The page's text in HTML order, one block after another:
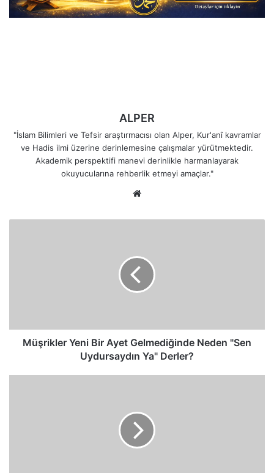
ALPER
"İslam Bilimleri ve Tefsir araştırmacısı olan Alper, Kur'anî kavramlar
ve Hadis ilmi üzerine derinlemesine çalışmalar yürütmektedir.
Akademik perspektifi manevi derinlikle harmanlayarak
okuyucularına rehberlik etmeyi amaçlar."
Ya"
Derler?
Müşrikler Yeni Bir Ayet Gelmediğinde Neden "Sen
Uydursaydın Ya" Derler?